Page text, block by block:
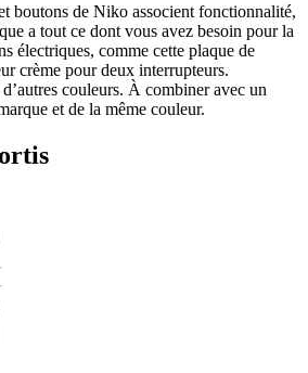
boutons de Niko associent fonctionnalité,
a tout ce dont vous avez besoin pour la
électriques, comme cette plaque de
crème pour deux interrupteurs.
couleurs. À combiner avec un
et de la même couleur.